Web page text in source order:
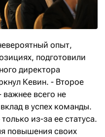
опыт,
подготовили
директора
Кевин. - Второе
всего не
в успех команды.
из-за ее статуса.
повышения своих